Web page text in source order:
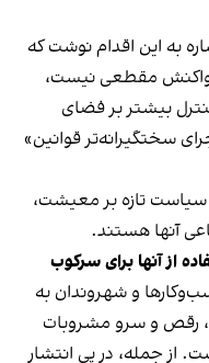
به این اقدام نوشت که
واکنش مقطعی نیست،
بیشتر بر فضای
سختگیرانه‌تر قوانین»
سیاست‌ تازه بر معیشت،
آنها هستند.
از آنها برای سرکوب
و شهروندان به
رقص و سرو مشروبات
از جمله، در پی انتشار